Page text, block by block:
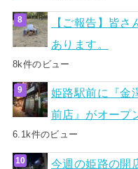
【ご報告】皆
あります。
8k件のビュー
姫路駅前に『金
前店』がオープ
6.1k件のビュー
今週の姫路の開